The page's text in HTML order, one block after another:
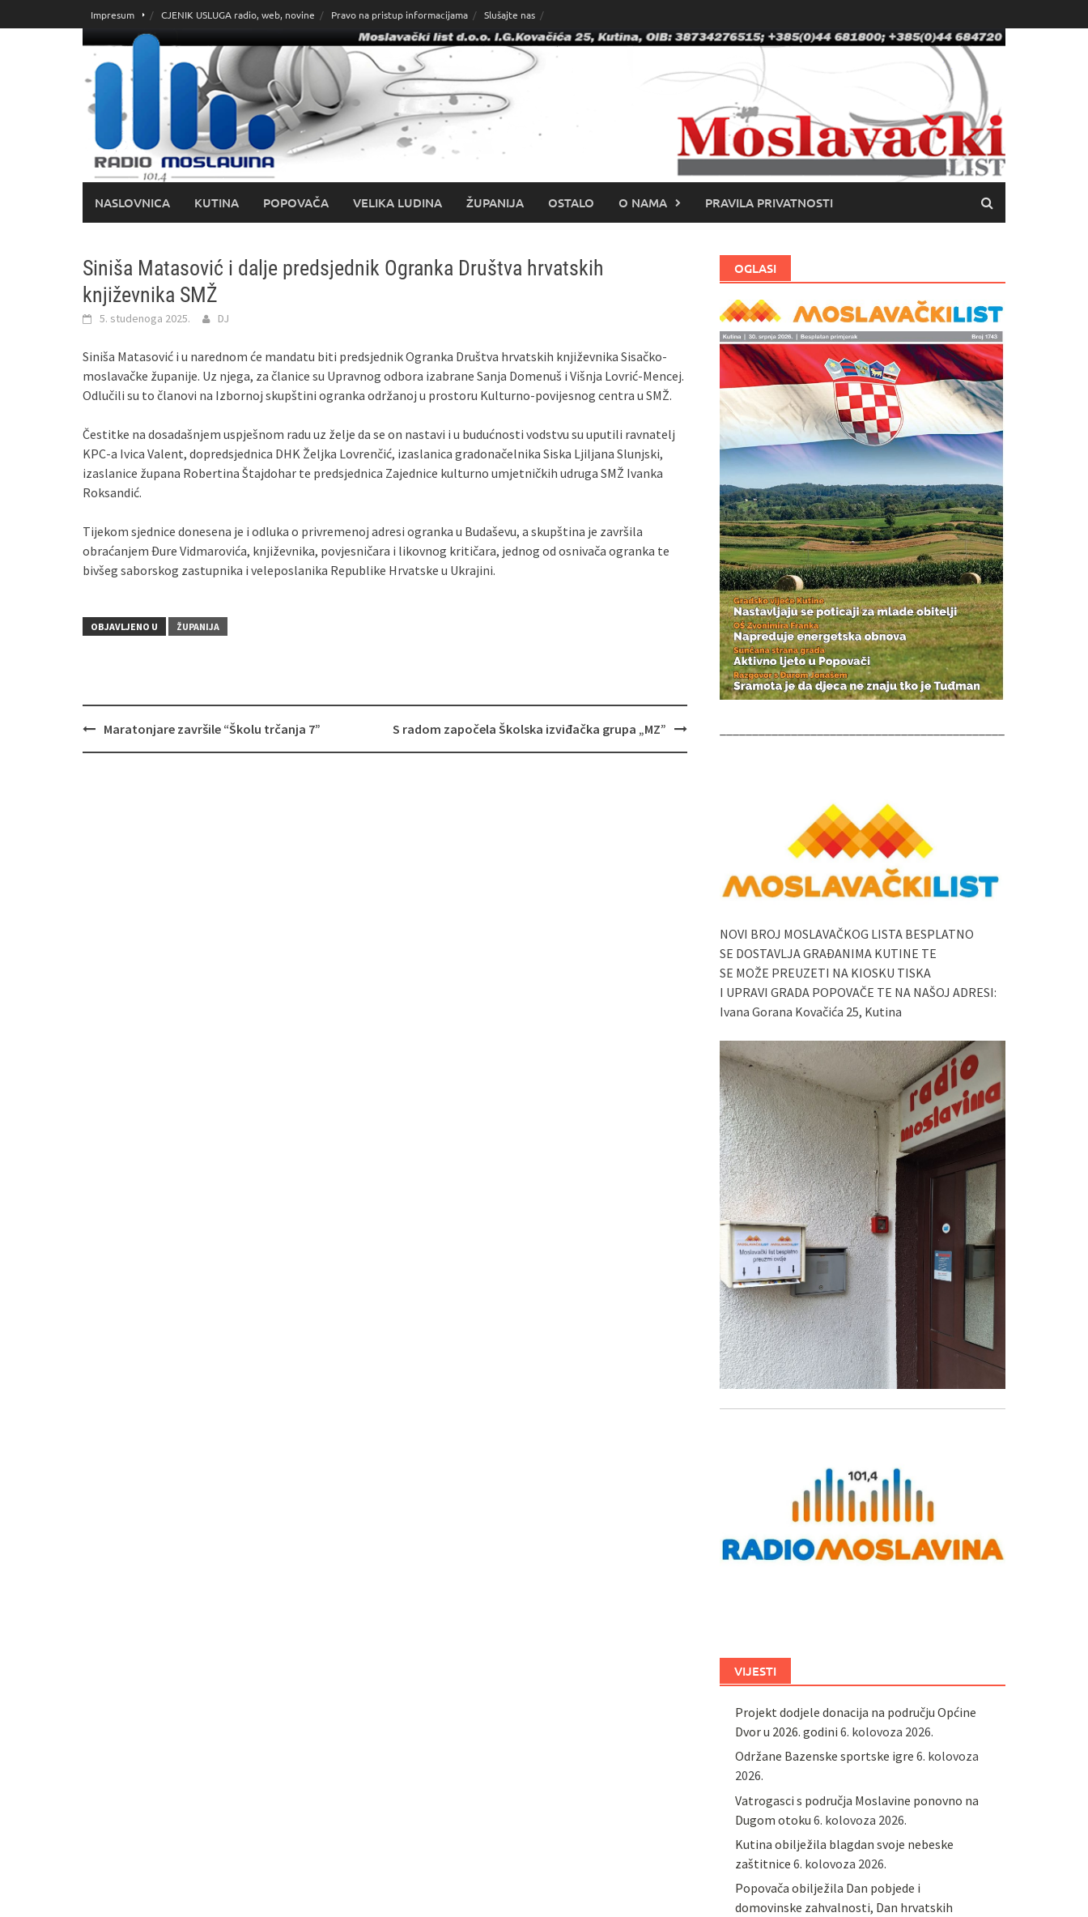
do
Impresum CJENIK USLUGA radio, web, novine Pravo na pristup informacijama Slušajte nas
NASLOVNICA KUTINA POPOVAČA VELIKA LUDINA ŽUPANIJA OSTALO O NAMA PRAVILA PRIVATNOSTI
Siniša Matasović i dalje predsjednik Ogranka Društva hrvatskih
književnika SMŽ
5. studenoga 2025. DJ
Siniša Matasović i u narednom će mandatu biti predsjednik Ogranka Društva hrvatskih književnika Sisačko-
moslavačke županije. Uz njega, za članice su Upravnog odbora izabrane Sanja Domenuš i Višnja Lovrić-Mencej.
Odlučili su to članovi na Izbornoj skupštini ogranka održanoj u prostoru Kulturno-povijesnog centra u SMŽ.
Čestitke na dosadašnjem uspješnom radu uz želje da se on nastavi i u budućnosti vodstvu su uputili ravnatelj
KPC-a Ivica Valent, dopredsjednica DHK Željka Lovrenčić, izaslanica gradonačelnika Siska Ljiljana Slunjski,
izaslanice župana Robertina Štajdohar te predsjednica Zajednice kulturno umjetničkih udruga SMŽ Ivanka
Roksandić.
Tijekom sjednice donesena je i odluka o privremenoj adresi ogranka u Budaševu, a skupština je završila
obraćanjem Đure Vidmarovića, književnika, povjesničara i likovnog kritičara, jednog od osnivača ogranka te
bivšeg saborskog zastupnika i veleposlanika Republike Hrvatske u Ukrajini.
OBJAVLJENO U ŽUPANIJA
Maratonjare završile “Školu trčanja 7” S radom započela Školska izviđačka grupa „MZ”
OGLASI
NOVI BROJ MOSLAVAČKOG LISTA BESPLATNO
SE DOSTAVLJA GRAĐANIMA KUTINE TE
SE MOŽE PREUZETI NA KIOSKU TISKA
I UPRAVI GRADA POPOVAČE TE NA NAŠOJ ADRESI:
Ivana Gorana Kovačića 25, Kutina
VIJESTI
Projekt dodjele donacija na području Općine
Dvor u 2026. godini 6. kolovoza 2026.
Održane Bazenske sportske igre 6. kolovoza
2026.
Vatrogasci s područja Moslavine ponovno na
Dugom otoku 6. kolovoza 2026.
Kutina obilježila blagdan svoje nebeske
zaštitnice 6. kolovoza 2026.
Popovača obilježila Dan pobjede i
domovinske zahvalnosti, Dan hrvatskih